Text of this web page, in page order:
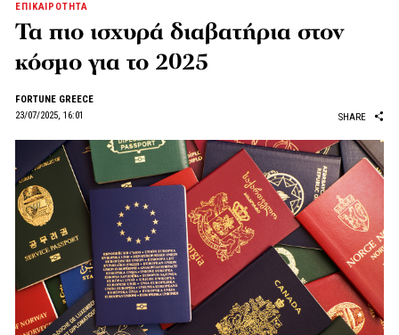
ΕΠΙΚΑΙΡΟΤΗΤΑ
Τα πιο ισχυρά διαβατήρια στον
κόσμο για το 2025
FORTUNE GREECE
23/07/2025, 16:01
SHARE